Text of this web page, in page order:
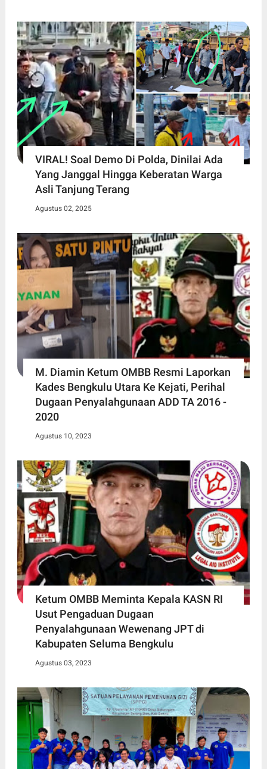
VIRAL! Soal Demo Di Polda, Dinilai Ada
Yang Janggal Hingga Keberatan Warga
Asli Tanjung Terang
Agustus 02, 2025
M. Diamin Ketum OMBB Resmi Laporkan
Kades Bengkulu Utara Ke Kejati, Perihal
Dugaan Penyalahgunaan ADD TA 2016 -
2020
Agustus 10, 2023
Ketum OMBB Meminta Kepala KASN RI
Usut Pengaduan Dugaan
Penyalahgunaan Wewenang JPT di
Kabupaten Seluma Bengkulu
Agustus 03, 2023